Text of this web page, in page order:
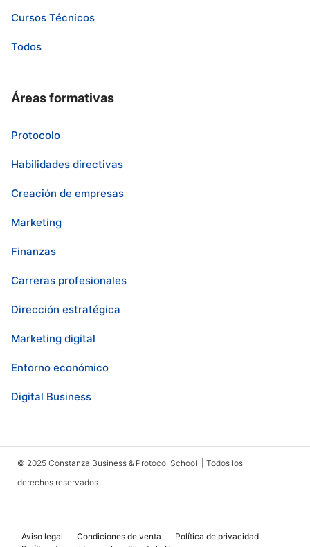
Cursos Técnicos
Todos
Áreas formativas
Protocolo
Habilidades directivas
Creación de empresas
Marketing
Finanzas
Carreras profesionales
Dirección estratégica
Marketing digital
Entorno económico
Digital Business
© 2025 Constanza Business & Protocol School | Todos los
derechos reservados
Aviso legal Condiciones de venta
Política de privacidad